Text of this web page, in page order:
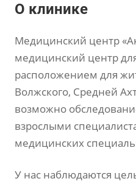
О клинике
Медицинский центр
медицинский центр
расположением для
Волжского, Средней
возможно
взрослыми
медицинских
У нас наблюдаются